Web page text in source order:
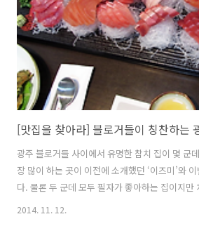
열린 것이다. 시라즈는 와인 메이커에 따라 그
문에..
광주 블로거들 사이에서 유명한 참치 집이 몇 군
장 많이 하는 곳이 이전에 소개했던 ‘이즈미’와
다. 물론 두 군데 모두 필자가 좋아하는 집이지만
숙성회와 완전히 해동한 참치를 쓰고, 향초밥은
2014. 11. 12.